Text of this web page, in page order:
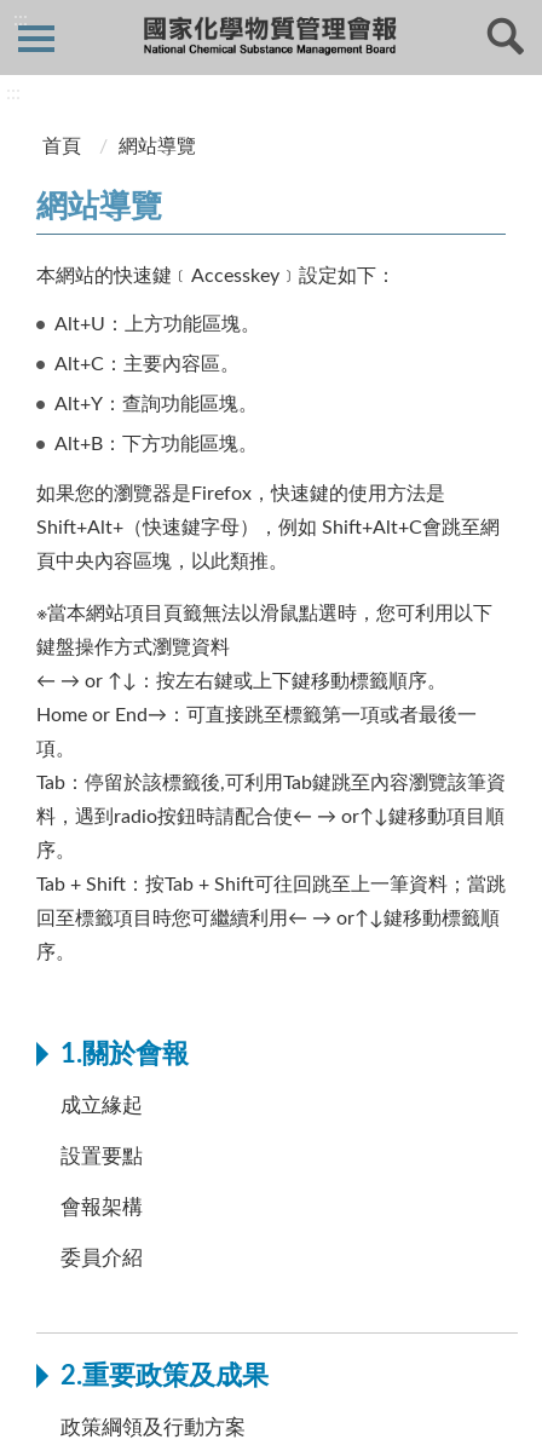
首頁 網站導覽
網站導覽
本網站的快速鍵﹝Accesskey﹞設定如下：
Alt+U：上方功能區塊。
Alt+C：主要內容區。
Alt+Y：查詢功能區塊。
Alt+B：下方功能區塊。
如果您的瀏覽器是Firefox，快速鍵的使用方法是
Shift+Alt+（快速鍵字母），例如 Shift+Alt+C會跳至網
頁中央內容區塊，以此類推。
※當本網站項目頁籤無法以滑鼠點選時，您可利用以下
鍵盤操作方式瀏覽資料
← → or ↑↓：按左右鍵或上下鍵移動標籤順序。
Home or End→：可直接跳至標籤第一項或者最後一
項。
Tab：停留於該標籤後,可利用Tab鍵跳至內容瀏覽該筆資
料，遇到radio按鈕時請配合使← → or↑↓鍵移動項目順
序。
Tab + Shift：按Tab + Shift可往回跳至上一筆資料；當跳
回至標籤項目時您可繼續利用← → or↑↓鍵移動標籤順
序。
1.關於會報
成立緣起
設置要點
會報架構
委員介紹
2.重要政策及成果
政策綱領及行動方案